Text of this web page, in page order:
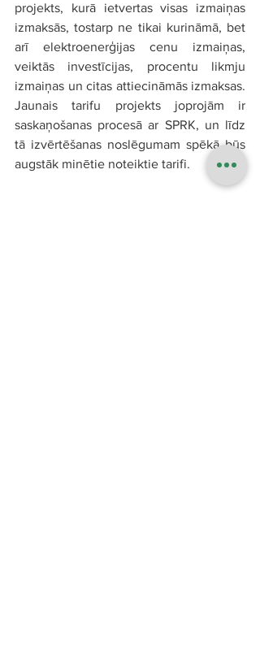
projekts, kurā ietvertas visas izmaiņas
izmaksās, tostarp ne tikai kurināmā, bet
arī elektroenerģijas cenu izmaiņas,
veiktās investīcijas, procentu likmju
izmaiņas un citas attiecināmās izmaksas.
Jaunais tarifu projekts joprojām ir
saskaņošanas procesā ar SPRK, un līdz
tā izvērtēšanas noslēgumam spēkā būs
augstāk minētie noteiktie tarifi.